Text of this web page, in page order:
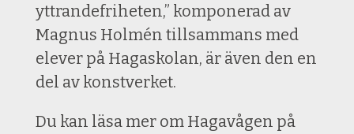
yttrandefriheten,” komponerad av
Magnus Holmén tillsammans med
elever på Hagaskolan, är även den en
del av konstverket.
Du kan läsa mer om Hagavågen på